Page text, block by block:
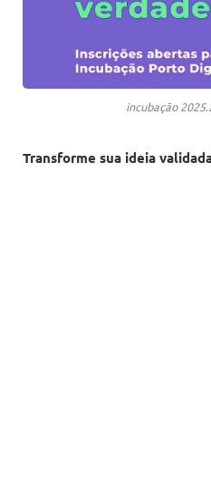
incubação
Transforme sua ideia